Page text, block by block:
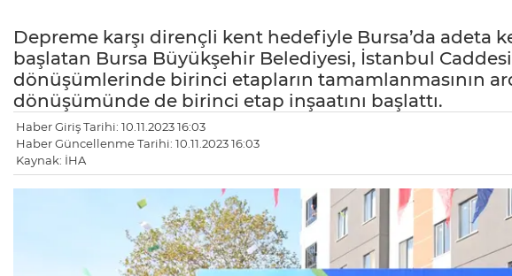
Depreme karşı dirençli kent hedefiyle Bursa’da adeta
başlatan Bursa Büyükşehir Belediyesi, İstanbul
dönüşümlerinde birinci etapların tamamlanmasının
dönüşümünde de birinci etap inşaatını başlattı.
Haber Giriş Tarihi: 10.11.2023 16:03
Haber Güncellenme Tarihi: 10.11.2023 16:03
Kaynak: İHA